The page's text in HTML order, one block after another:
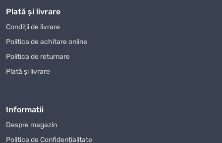
cumpăraLanterna cu Leduri Metabo PowerMaxx ULA LED
cu livrare, dar și de a profita de alte condiții avantajoase, cum ar
fi promoțiile și reducerile care sunt actualizate periodic pe site-
ul nostru. Urmăriți-ne pentru a nu rata ofertele avantajoase la
Mulți dintre clienții noștri au apreciat deja calitatea
achiziționat din magazinul nostru online și ne-au lăsat
Plată și livrare
Condiții de livrare
Politica de achitare online
Politica de returnare
Plată și livrare
Informatii
Despre magazin
Politica de Confidențialitate